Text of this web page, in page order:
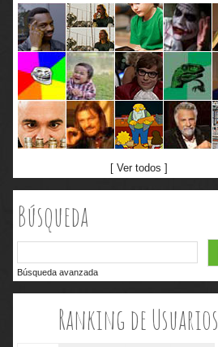
[ Ver todos ]
Búsqueda
Búsqueda avanzada
Ranking de Usuarios